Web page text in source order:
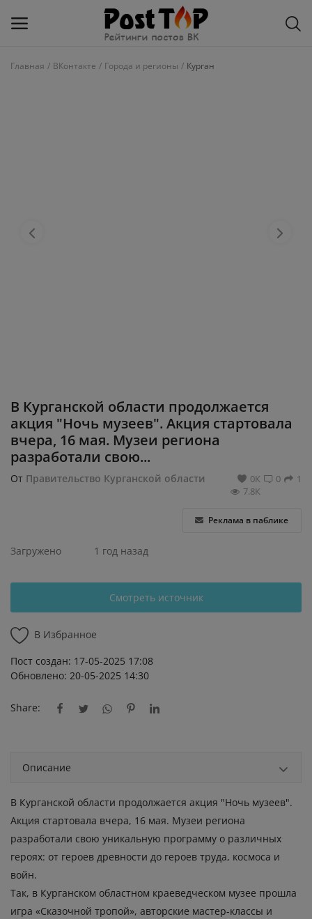
О рейтинге
Главная ВКонтакте Города и регионы Курган
В Курганской области продолжается
акция "Ночь музеев". Акция стартовала
вчера, 16 мая. Музеи региона
разработали свою...
От Правительство Курганской области 1
0
0К
7.8К
Реклама в паблике
Загружено 1 год назад
Смотреть источник
В Избранное
Пост создан: 17-05-2025 17:08
Обновлено: 20-05-2025 14:30
Share:
Описание
В Курганской области продолжается акция "Ночь музеев".
Акция стартовала вчера, 16 мая. Музеи региона
разработали свою уникальную программу о различных
героях: от героев древности до героев труда, космоса и
войн.
Так, в Курганском областном краеведческом музее прошла
игра «Сказочной тропой», авторские мастер-классы и